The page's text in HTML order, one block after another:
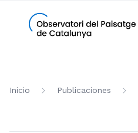
Inicio Publicaciones